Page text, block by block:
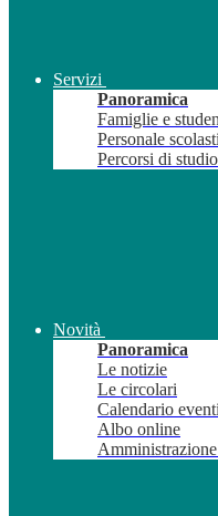
Servizi
Panoramica
Famiglie e
Personale
Percorsi di studio
Novità
Panoramica
Le notizie
Le circolari
Calendario eventi
Albo online